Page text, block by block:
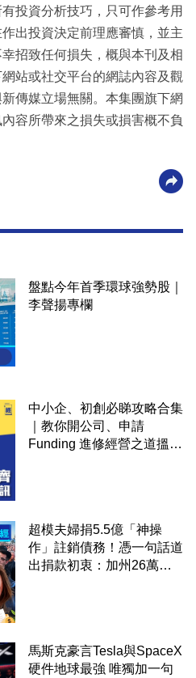
投資分析技巧，只可作參考用
出投資決定前理應審慎，並主
招致任何損失，概與本刊及相
站或社交平台的網誌內容及觀
傳媒立場無關。本集團旗下網
容所帶來之損失或損害概不負
盤點今年首季環球強勢股｜
李聲揚專欄
中小企、初創必睇攻略合集
｜教你開公司、申請
Funding 進修經營之道搵大
超模夫婦捐5.5億「神操
作」註銷債務！憑一句話道
出捐款初衷：加州26萬人
馬斯克豪言Tesla與SpaceX
硬件地球最強 唯獨加一句